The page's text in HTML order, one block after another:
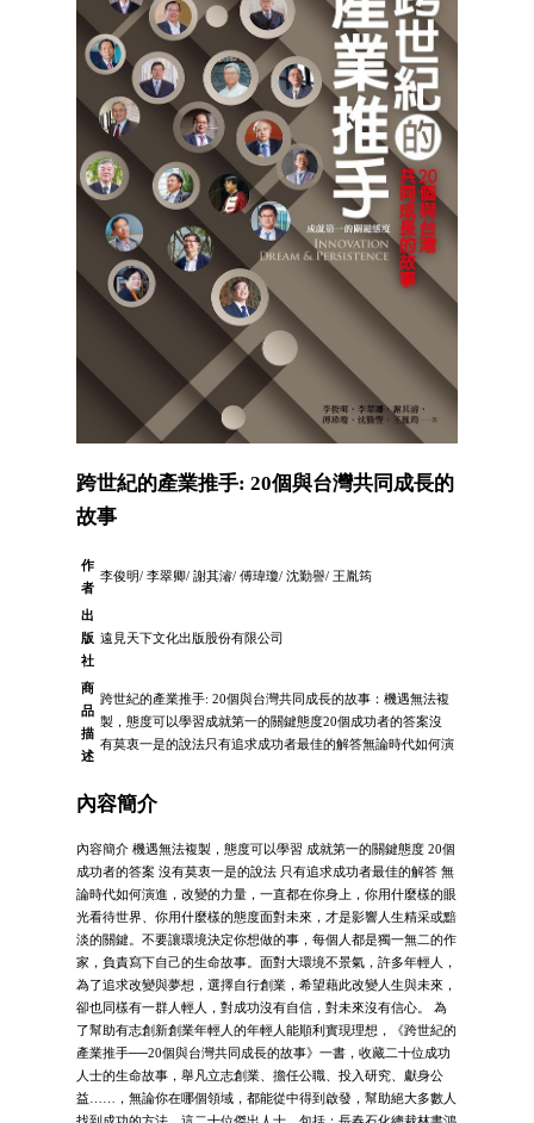
跨世紀的產業推手: 20個與台灣共同成長的
故事
作
者
李俊明/ 李翠卿/ 謝其濬/ 傅瑋瓊/ 沈勤譽/ 王胤筠
出
版
社
遠見天下文化出版股份有限公司
商
品
描
述
跨世紀的產業推手: 20個與台灣共同成長的故事：機遇無法複
製，態度可以學習成就第一的關鍵態度20個成功者的答案沒
有莫衷一是的說法只有追求成功者最佳的解答無論時代如何演
內容簡介
內容簡介 機遇無法複製，態度可以學習 成就第一的關鍵態度 20個
成功者的答案 沒有莫衷一是的說法 只有追求成功者最佳的解答 無
論時代如何演進，改變的力量，一直都在你身上，你用什麼樣的眼
光看待世界、你用什麼樣的態度面對未來，才是影響人生精采或黯
淡的關鍵。不要讓環境決定你想做的事，每個人都是獨一無二的作
家，負責寫下自己的生命故事。面對大環境不景氣，許多年輕人，
為了追求改變與夢想，選擇自行創業，希望藉此改變人生與未來，
卻也同樣有一群人輕人，對成功沒有自信，對未來沒有信心。 為
了幫助有志創新創業年輕人的年輕人能順利實現理想，《跨世紀的
產業推手──20個與台灣共同成長的故事》一書，收藏二十位成功
人士的生命故事，舉凡立志創業、擔任公職、投入研究、獻身公
益……，無論你在哪個領域，都能從中得到啟發，幫助絕大多數人